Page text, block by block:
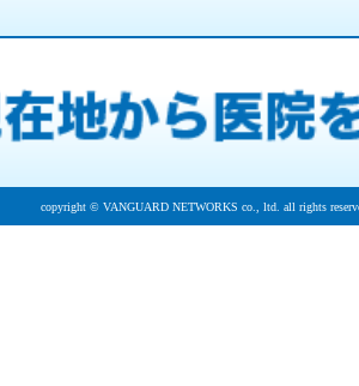
copyright © VANGUARD NETWORKS co., ltd. all rights